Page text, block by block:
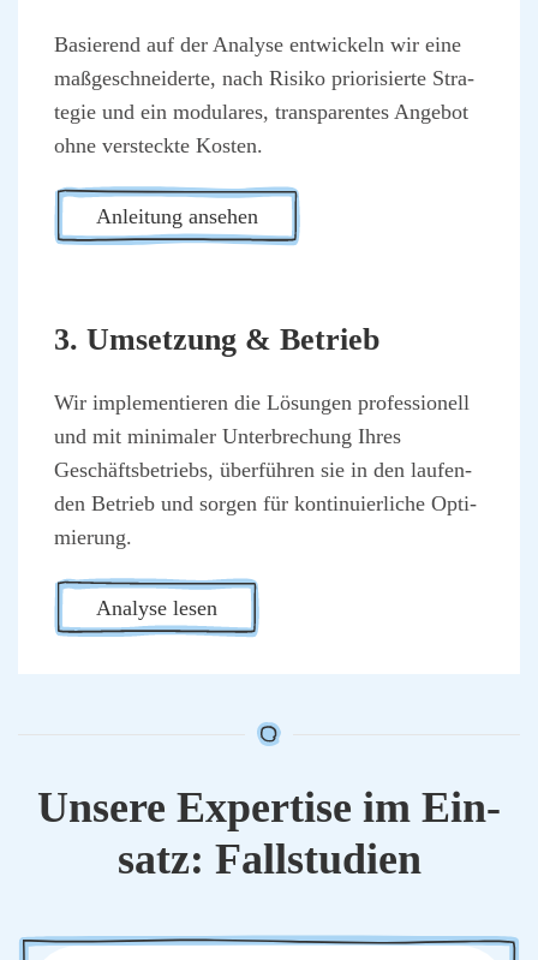
Basie­rend auf der Ana­ly­se ent­wi­ckeln wir eine
maß­ge­schnei­der­te, nach Risi­ko prio­ri­sier­te Stra­
te­gie und ein modu­la­res, trans­pa­ren­tes Ange­bot
ohne ver­steck­te Kos­ten.
Anlei­tung anse­hen
3. Umset­zung & Betrieb
Wir imple­men­tie­ren die Lösun­gen pro­fes­sio­nell
und mit mini­ma­ler Unter­bre­chung Ihres
Geschäfts­be­triebs, über­füh­ren sie in den lau­fen­
den Betrieb und sor­gen für kon­ti­nu­ier­li­che Opti­
mie­rung.
Ana­ly­se lesen
Unse­re Exper­ti­se im Ein­
satz: Fall­stu­di­en